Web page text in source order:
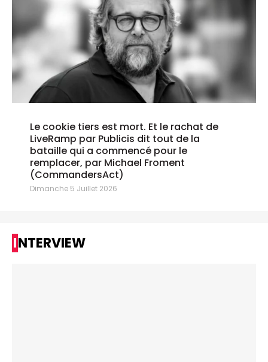
Le cookie tiers est mort. Et le rachat de
LiveRamp par Publicis dit tout de la
bataille qui a commencé pour le
remplacer, par Michael Froment
(CommandersAct)
Dimanche 5 Juillet 2026
INTERVIEW